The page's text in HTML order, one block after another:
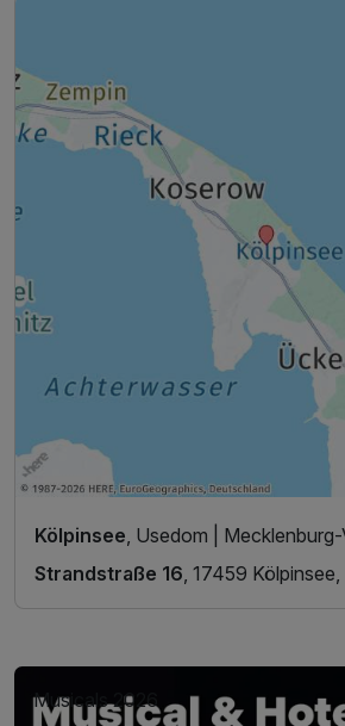
Kölpinsee, Usedom |
Strandstraße 16, 17459
Musicals 2026